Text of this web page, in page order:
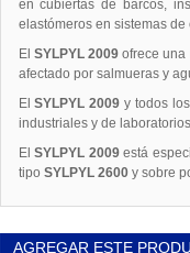
en cubiertas de barcos,
elastómeros en sistemas
El SYLPYL 2009ofrece una
afectado por salmueras y
ElSYLPYL 2009y todos
industriales y de
ElSYLPYL 2009está
tipo SYLPYL 2600 y sobre
AGREGAR ESTE